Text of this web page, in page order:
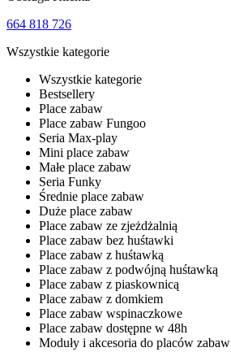
664 818 726
Wszystkie kategorie
Wszystkie kategorie
Bestsellery
Place zabaw
Place zabaw Fungoo
Seria Max-play
Mini place zabaw
Małe place zabaw
Seria Funky
Średnie place zabaw
Duże place zabaw
Place zabaw ze zjeżdżalnią
Place zabaw bez huśtawki
Place zabaw z huśtawką
Place zabaw z podwójną huśtawką
Place zabaw z piaskownicą
Place zabaw z domkiem
Place zabaw wspinaczkowe
Place zabaw dostępne w 48h
Moduły i akcesoria do placów zabaw